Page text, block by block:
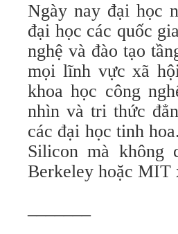
Ngày nay đại học
đại học các quốc
nghệ và đào tạo
mọi lĩnh vực xã
khoa học công
nhìn và tri thức
các đại học tinh
Silicon mà không
Berkeley hoặc MIT